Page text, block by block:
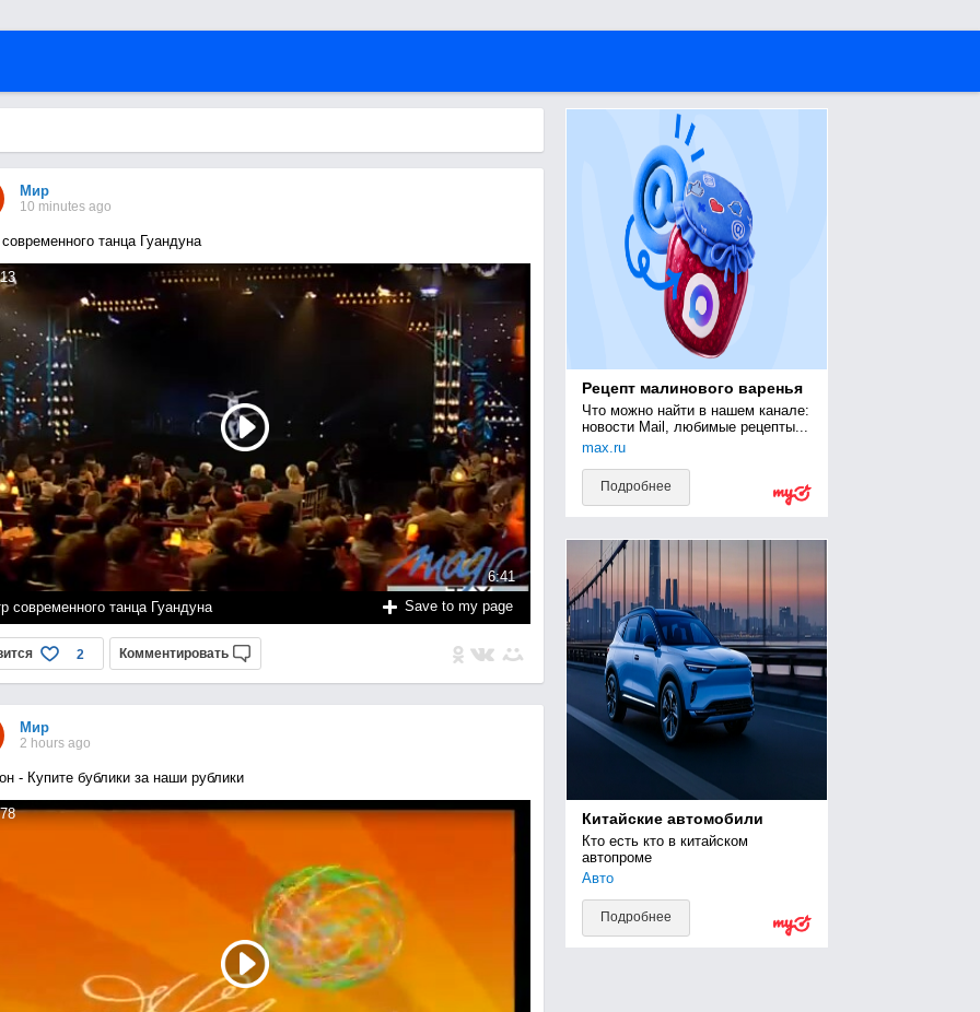
Мир
10 minutes ago
танца Гуандуна
6:41
13
современного танца Гуандуна Save to my page
2 Комментировать
Мир
2 hours ago
- Купите бублики за наши рублики
78
Рецепт малинового варенья
Что можно найти в нашем канале:
новости Mail, любимые рецепты...
max.ru
Подробнее
Китайские автомобили
Кто есть кто в китайском
автопроме
Авто
Подробнее